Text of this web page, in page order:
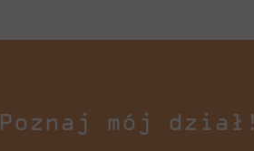
Poznaj mój dział!